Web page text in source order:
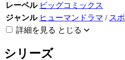
レーベル ビッグコミックス
ジャンル ヒューマンドラマ / ス
詳細を見る とじる
シリーズ